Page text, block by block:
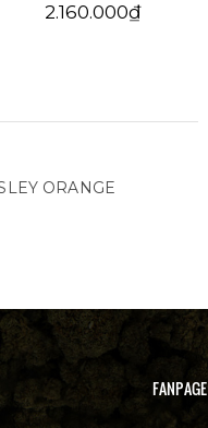
2.160.000₫
ORANGE
FANPAGE